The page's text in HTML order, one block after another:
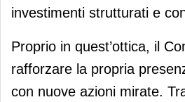
investimenti strutturati e
Proprio in quest’ottica, il
rafforzare la propria
con nuove azioni mirate.